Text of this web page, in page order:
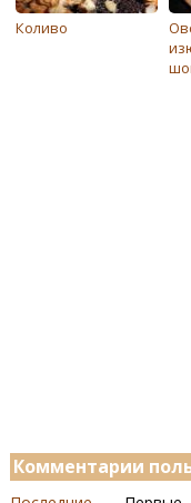
Коливо
Комментарии